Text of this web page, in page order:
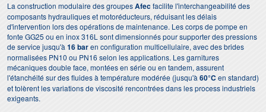
La construction modulaire des groupesAfecfacilite l'interchangeabilité des
composants hydrauliques et motoréducteurs, réduisant les délais
d'intervention lors des opérations de maintenance. Les corps de pompe en
fonte GG25 ou en inox 316L sont dimensionnés pour supporter des pressions
de service jusqu'à 16 baren configuration multicellulaire, avec des brides
normalisées PN10 ou PN16 selon les applications. Les garnitures
mécaniques double face, montées en série ou en tandem, assurent
l'étanchéité sur des fluides à température modérée (jusqu'à 60°C en standard)
et tolèrent les variations de viscosité rencontrées dans les process industriels
exigeants.